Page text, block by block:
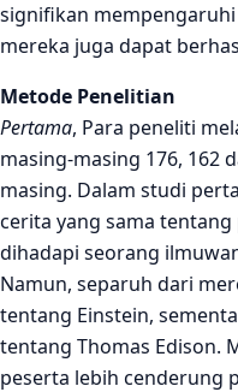
signifikan
mereka juga dapat
Metode Penelitian
Pertama, Para peneliti
masing-masing 176, 162
masing. Dalam studi
cerita yang sama
dihadapi seorang
Namun, separuh dari
tentang Einstein,
tentang Thomas Edison.
peserta lebih cenderung